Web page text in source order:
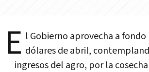
E l Gobierno aprovecha a
dólares de abril,
ingresos del agro, por la